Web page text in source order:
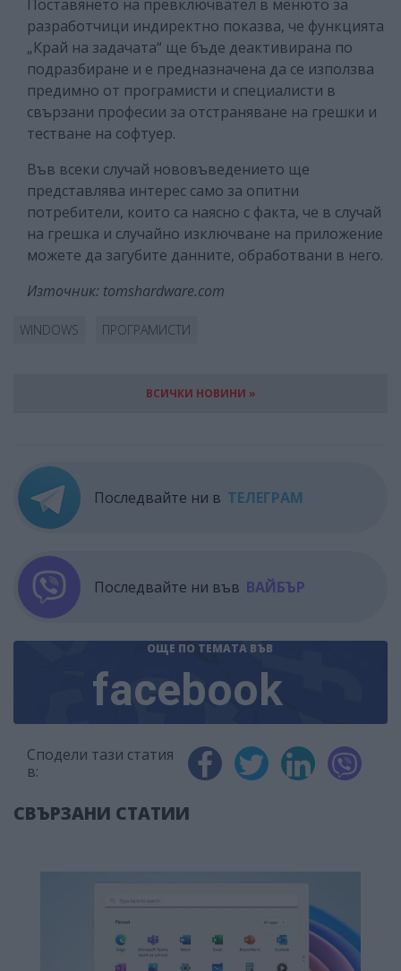
Поставянето на превключвател в менюто за
разработчици индиректно показва, че функцията
„Край на задачата“ ще бъде деактивирана по
подразбиране и е предназначена да се използва
предимно от програмисти и специалисти в
свързани професии за отстраняване на грешки и
тестване на софтуер.
Във всеки случай нововъведението ще
представлява интерес само за опитни
потребители, които са наясно с факта, че в случай
на грешка и случайно изключване на приложение
можете да загубите данните, обработвани в него.
Източник: tomshardware.com
WINDOWS ПРОГРАМИСТИ
ВСИЧКИ НОВИНИ »
Последвайте ни в ТЕЛЕГРАМ
Последвайте ни във ВАЙБЪР
ОЩЕ ПО ТЕМАТА ВЪВ
facebook
Сподели тази статия
в:
СВЪРЗАНИ СТАТИИ